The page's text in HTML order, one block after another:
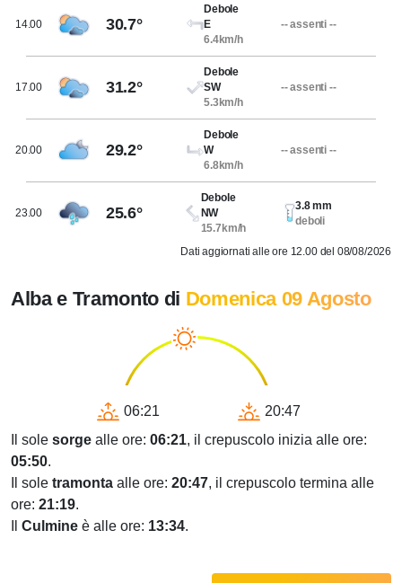
14.00 30.7°
Debole
E
6.4km/h
-- assenti --
17.00 31.2°
Debole
SW
5.3km/h
-- assenti --
20.00 29.2°
Debole
W
6.8km/h
-- assenti --
23.00 25.6°
Debole
NW
15.7km/h
3.8 mm
deboli
Dati aggiornati alle ore 12.00 del 08/08/2026
Alba e Tramonto di Domenica 09 Agosto
06:21
20:47
Il sole sorge alle ore: 06:21, il crepuscolo inizia alle ore:
05:50.
Il sole tramonta alle ore: 20:47, il crepuscolo termina alle
ore: 21:19.
Culmine è alle ore: 13:34.